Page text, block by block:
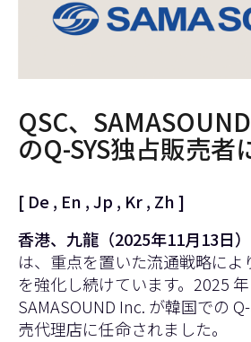
QSC、
のQ-SYS独占販売者
[ De, En ,Jp , Kr, Zh]
香港、九龍（2025年11月13日）
は、重点を置いた流通戦略に
を強化し続けています。2025 年
SAMASOUND Inc. が韓国での
売代理店に任命されました。